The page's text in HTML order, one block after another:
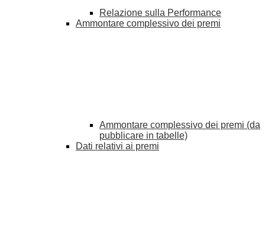
Relazione sulla Performance
Ammontare complessivo dei premi
Ammontare complessivo dei premi (da
pubblicare in tabelle)
Dati relativi ai premi